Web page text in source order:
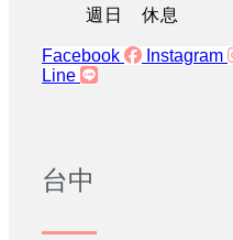
週日 休息
Facebook
Instagram
Line
台中